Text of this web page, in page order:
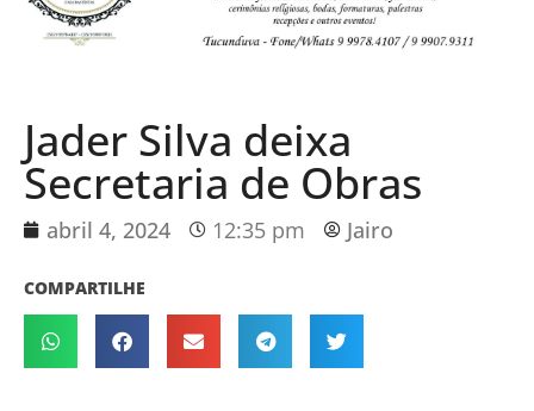
Jader Silva deixa
Secretaria de Obras
abril 4, 2024 12:35 pm Jairo
COMPARTILHE